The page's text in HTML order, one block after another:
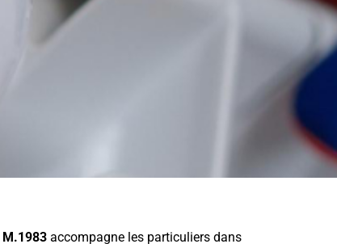
M.1983 accompagne les particuliers dans